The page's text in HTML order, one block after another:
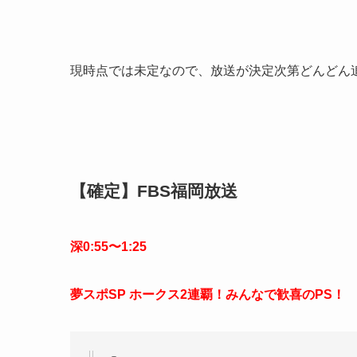
現時点では未定なので、放送が決定次第どんどん
【確定】FBS福岡放送
深0:55〜1:25
夢スポSP ホークス2連覇！みんなで歓喜のPS！